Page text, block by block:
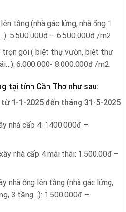
tầng (nhà gác lửng, nhà ống 1
5.500.000đ – 6.500.000đ /m2
gói ( biệt thự vườn, biệt thự
6.000.000- 8.000.000đ /m2.
tại tỉnh Cần Thơ như sau:
từ 1-1-2025 đến tháng 31-5-2025
nhà cấp 4: 1400.000đ –
nhà cấp 4 mái thái: 1.500.00đ –
nhà ống lên tầng (nhà gác lửng,
3 tầng…): 1.500.000đ –